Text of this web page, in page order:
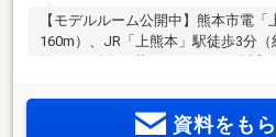
【モデルルーム公開中】熊本市電
160m）、JR「上熊本」駅徒歩3分（
資料をも